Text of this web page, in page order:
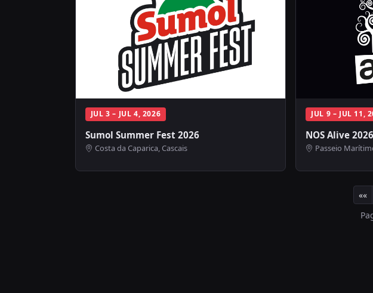
JUL 3 – JUL 4, 2026
Sumol Summer Fest 2026
Costa da Caparica, Cascais
JUL 9 – JUL 11,
NOS Alive 2026
Passeio
««